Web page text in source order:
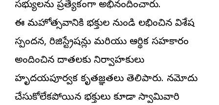
సభ్యులను ప్రత్యేకంగా అభినందించారు.
ఈ మహోత్సవానికి భక్తుల నుండి లభించిన విశేష
స్పందన, రిజిస్ట్రేషన్లు మరియు ఆర్థిక సహకారం
అందించిన దాతలకు నిర్వాహకులు
హృదయపూర్వక కృతజ్ఞతలు తెలిపారు. నమోదు
చేసుకోలేకపోయిన భక్తులు కూడా స్వామివారి